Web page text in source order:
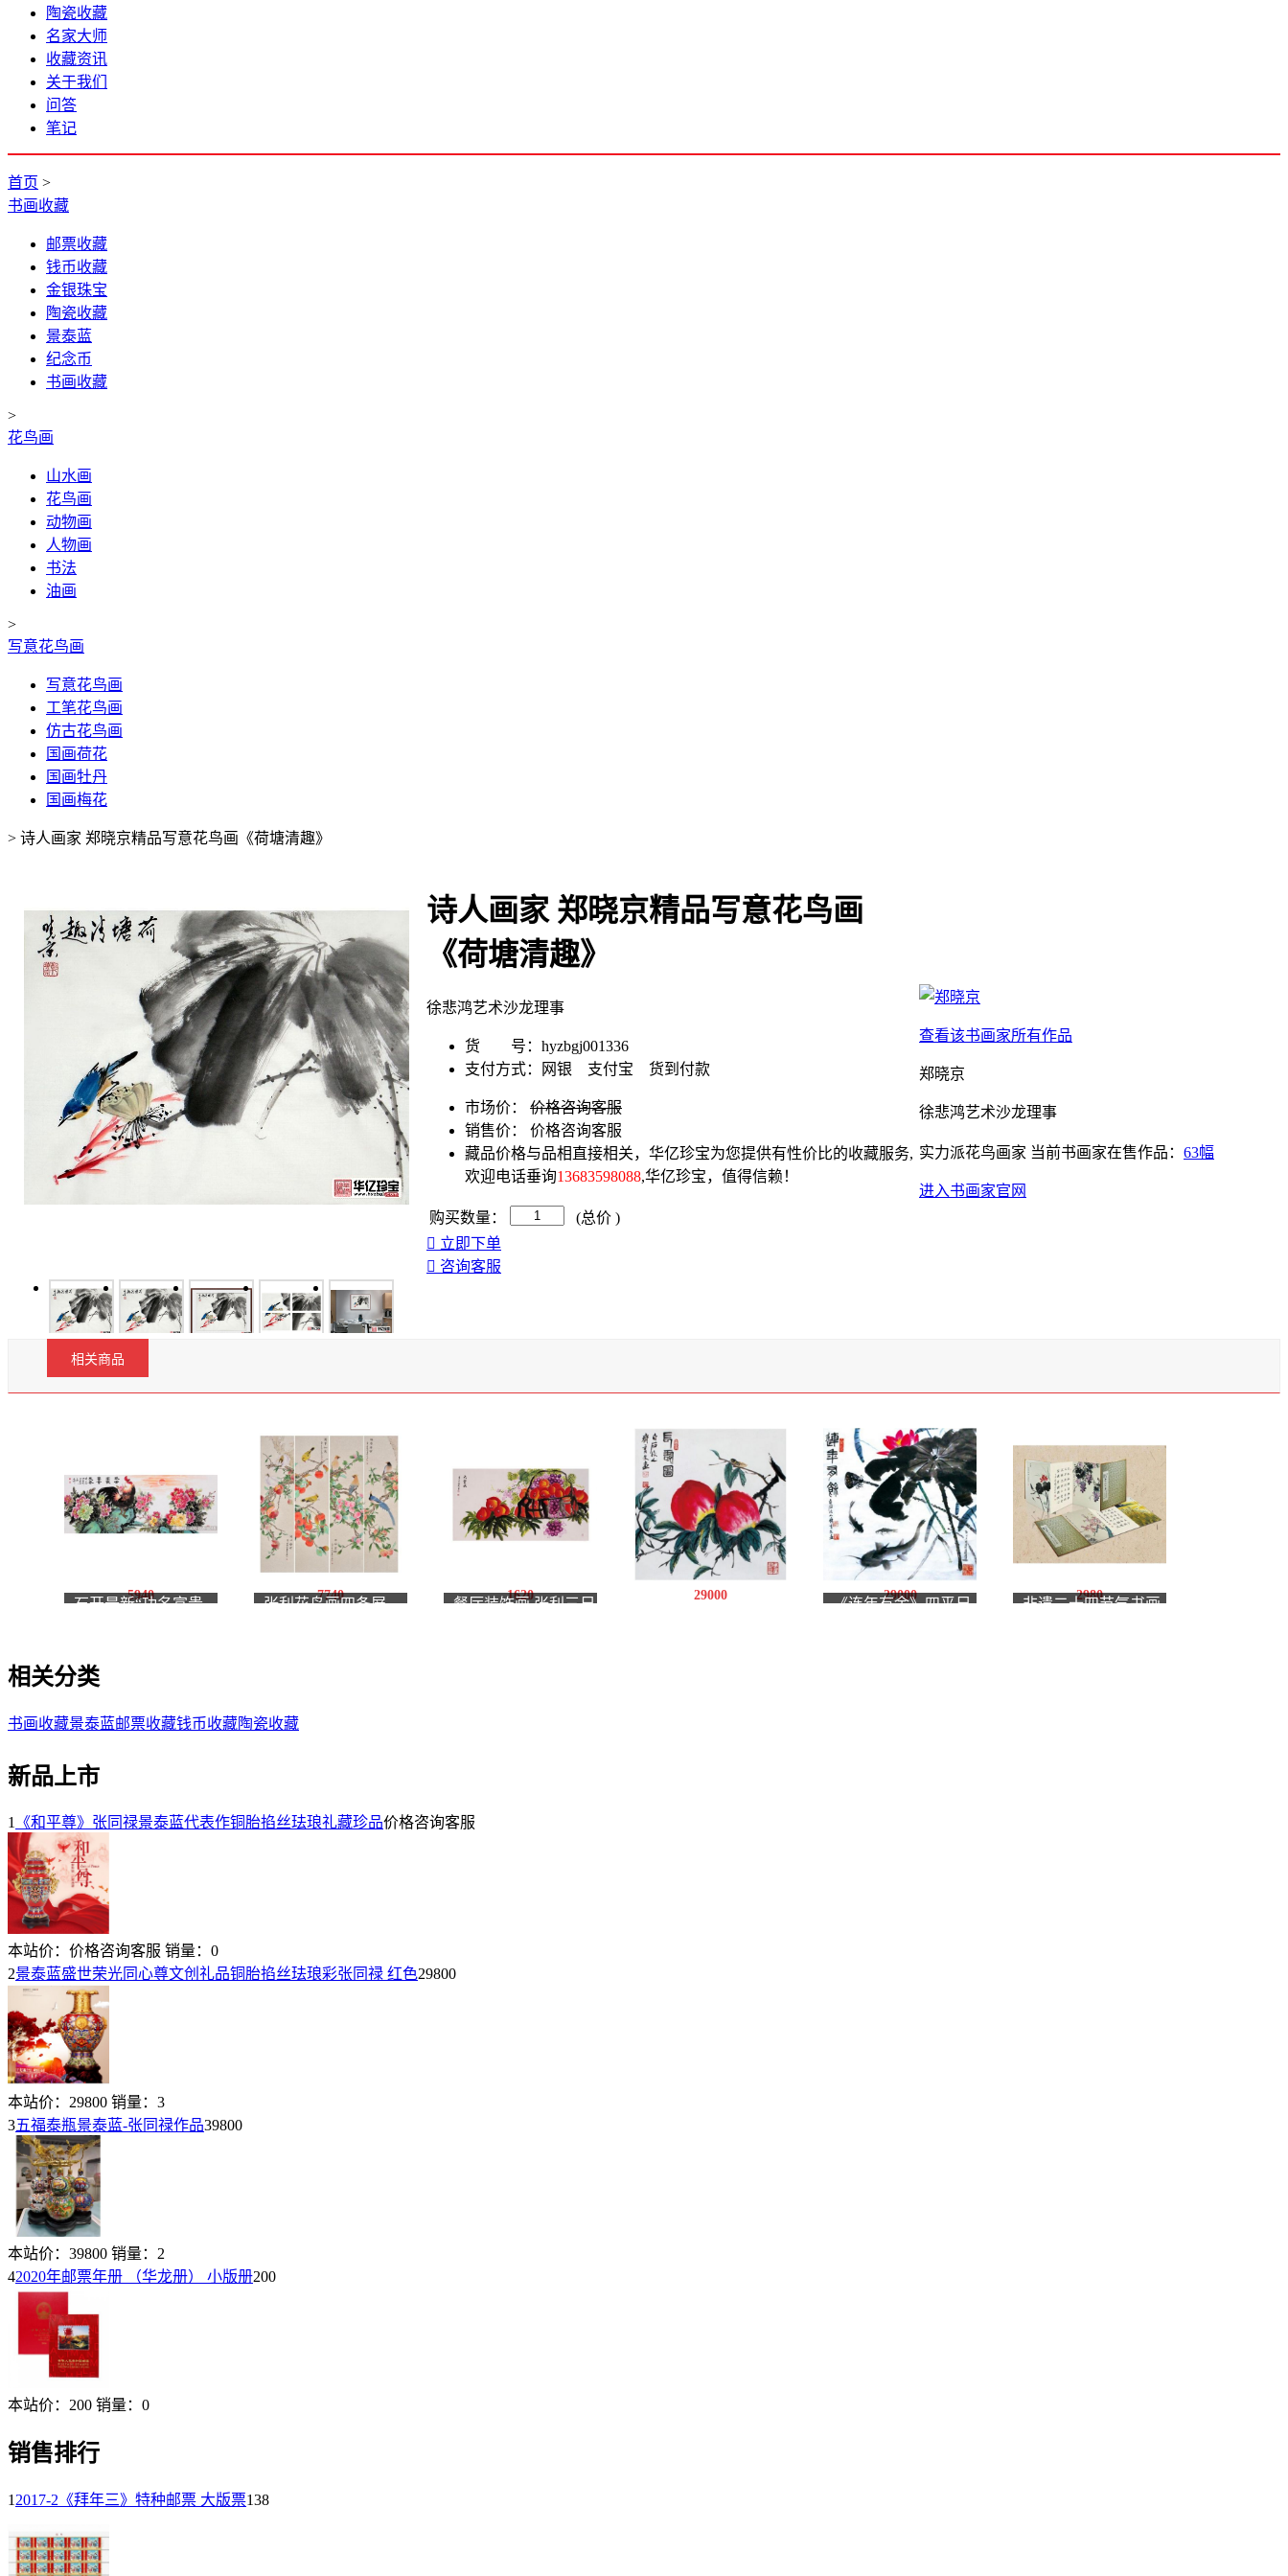
陶瓷收藏
名家大师
收藏资讯
关于我们
问答
笔记
首页 >
书画收藏
邮票收藏
钱币收藏
金银珠宝
陶瓷收藏
景泰蓝
纪念币
书画收藏
>
花鸟画
山水画
花鸟画
动物画
人物画
书法
油画
>
写意花鸟画
写意花鸟画
工笔花鸟画
仿古花鸟画
国画荷花
国画牡丹
国画梅花
> 诗人画家 郑晓京精品写意花鸟画《荷塘清趣》
诗人画家 郑晓京精品写意花鸟画
《荷塘清趣》
徐悲鸿艺术沙龙理事
货 号： hyzbgj001336
支付方式：
网银 支付宝 货到付款
市场价：
价格咨询客服
销售价：
价格咨询客服
藏品价格与品相直接相关，华亿珍宝为您提供有性价比的收藏服务,
欢迎电话垂询13683598088,华亿珍宝，值得信赖！
购买数量： (总价 )
立即下单
咨询客服
查看该书画家所有作品
郑晓京
徐悲鸿艺术沙龙理事
实力派花鸟画家 当前书画家在售作品： 63幅
进入书画家官网
相关商品
石开最新“功名富贵
5940
张利花鸟画四条屏
7740
餐厅装饰画 张利三尺
1620 29000
《连年有余》四平尺
29000
非遗二十四节气书画
2980
相关分类
书画收藏景泰蓝邮票收藏钱币收藏陶瓷收藏
新品上市
1 《和平尊》张同禄景泰蓝代表作铜胎掐丝珐琅礼藏珍品价格咨询客服
本站价： 价格咨询客服 销量： 0
2景泰蓝盛世荣光同心尊文创礼品铜胎掐丝珐琅彩张同禄 红色29800
本站价： 29800 销量： 3
3五福泰瓶景泰蓝-张同禄作品39800
本站价： 39800 销量： 2
42020年邮票年册 （华龙册） 小版册200
本站价： 200 销量： 0
销售排行
1 2017-2《拜年三》特种邮票 大版票138